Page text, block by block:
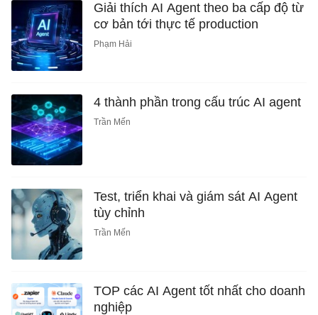
Giải thích AI Agent theo ba cấp độ từ
cơ bản tới thực tế production
Phạm Hải
4 thành phần trong cấu trúc AI agent
Trần Mến
Test, triển khai và giám sát AI Agent
tùy chỉnh
Trần Mến
TOP các AI Agent tốt nhất cho doanh
nghiệp